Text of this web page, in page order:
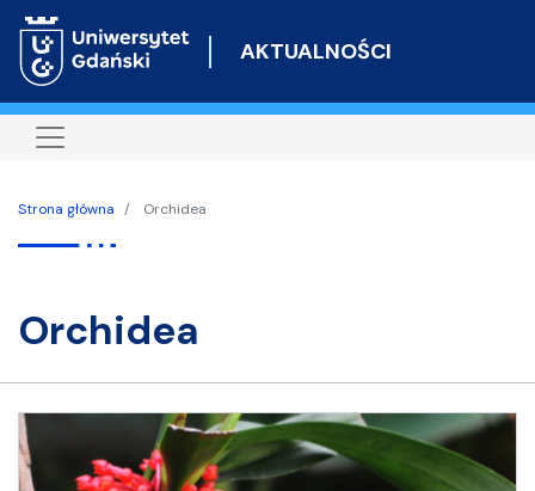
do
AKTUALNOŚCI
Strona główna Orchidea
orchidea